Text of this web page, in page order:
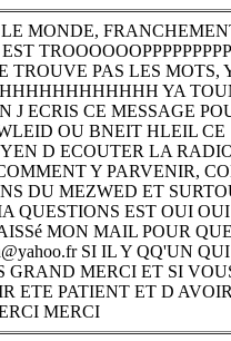
MONDE,
TROUVE PAS LES
YA
J ECRIS CE MESSAGE
OU BNEIT HLEIL
D ECOUTER LA
Y PARVENIR,
DU MEZWED ET
QUESTIONS EST OUI
MON MAIL POUR
SI IL Y QQ'UN QUI
GRAND MERCI ET SI
ETE PATIENT ET D
MERCI